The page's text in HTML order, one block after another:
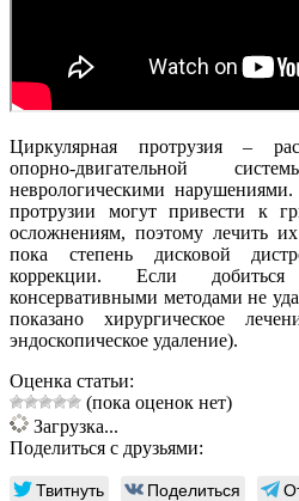
Циркулярная протрузия –
опорно-двигательной
неврологическими
протрузии могут привести к
осложнениям, поэтому лечить
пока степень дисковой
коррекции. Если добиться
консервативными методами не
показано хирургическое
эндоскопическое удаление).
Оценка статьи:
(пока оценок нет)
Загрузка...
Поделиться с друзьями:
Твитнуть Поделиться